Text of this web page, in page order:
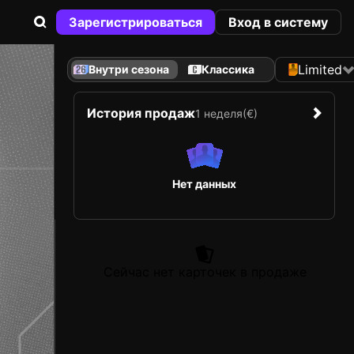
Зарегистрироваться Вход в систему
Внутри сезона Классика Limited
История продаж1 неделя(€)
Нет данных